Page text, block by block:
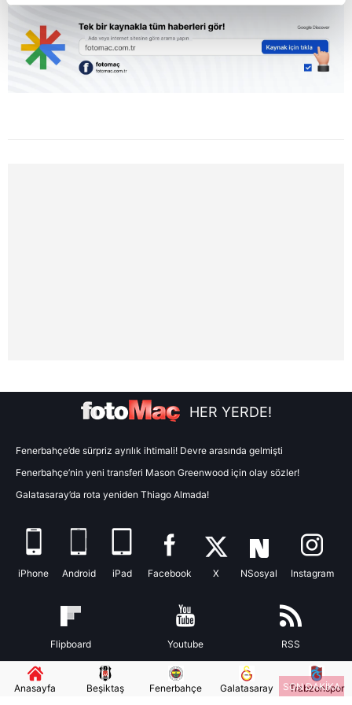
Her halükârda, kullanıcılar, bu çerezlere izin vermedikleri
takdirde, kullanıcılara hedefli reklamlar
6698 sayılı Kişisel Verilerin Korunması Kanunu uyarınca
ilgili mevzuata uygun olarak kullanılan çerezlerle ilgili bilgi
almak için lütfentıklayınız.
SON DAKİKA
HER YERDE!
Fenerbahçe’de sürpriz ayrılık ihtimali! Devre arasında gelmişti
Fenerbahçe’nin yeni transferi Mason Greenwood için olay sözler!
Galatasaray’da rota yeniden Thiago Almada!
iPhone Android iPad Facebook X NSosyal Instagram
Flipboard Youtube RSS
Anasayfa Beşiktaş Fenerbahçe Galatasaray Trabzonspor